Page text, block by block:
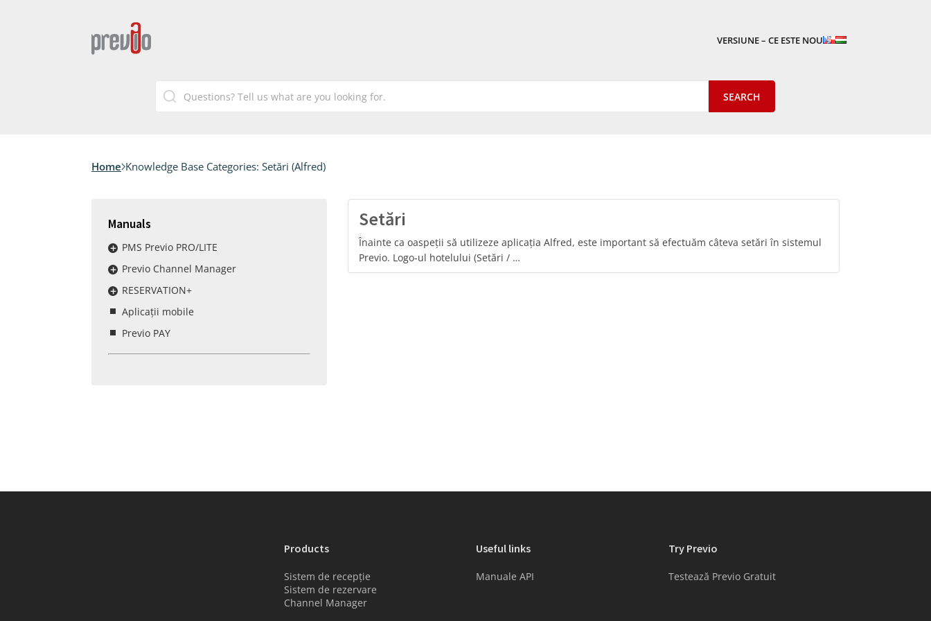
VERSIUNE – CE ESTE NOU
Home Knowledge Base Categories: Setări (Alfred)
Manuals
PMS Previo PRO/LITE
Previo Channel Manager
RESERVATION+
Aplicații mobile
Previo PAY
Setări
Înainte ca oaspeții să utilizeze aplicația Alfred, este important să efectuăm câteva setări în sistemul
Previo. Logo-ul hotelului (Setări / …
Products
Sistem de recepție
Sistem de rezervare
Channel Manager
Useful links
Manuale API
Try Previo
Testează Previo Gratuit